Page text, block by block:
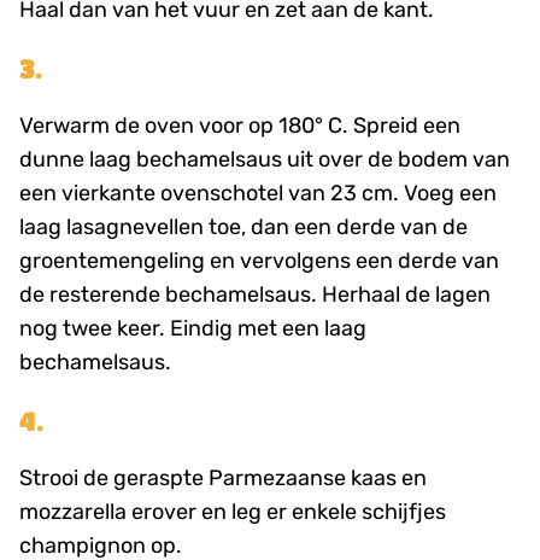
Haal dan van het vuur en zet aan de kant.
3.
Verwarm de oven voor op 180° C. Spreid een
dunne laag bechamelsaus uit over de bodem van
een vierkante ovenschotel van 23 cm. Voeg een
laag lasagnevellen toe, dan een derde van de
groentemengeling en vervolgens een derde van
de resterende bechamelsaus. Herhaal de lagen
nog twee keer. Eindig met een laag
bechamelsaus.
4.
Strooi de geraspte Parmezaanse kaas en
mozzarella erover en leg er enkele schijfjes
champignon op.